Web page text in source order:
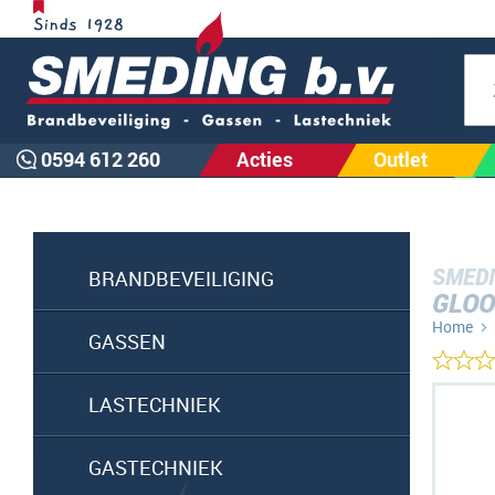
0594 612 260 Acties Outlet
BRANDBEVEILIGING
GASSEN
LASTECHNIEK
GASTECHNIEK
Home
Ga